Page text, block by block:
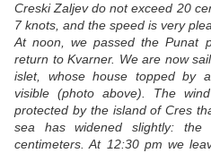
Creski Zaljev do not exceed 20
7 knots, and the speed is very
At noon, we passed the Punat
return to Kvarner. We are now
islet, whose house topped by
visible (photo above). The
protected by the island of Cres
sea has widened slightly:
centimeters. At 12:30 pm we